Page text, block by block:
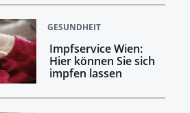
GESUNDHEIT
Impfservice Wien:
Hier können Sie sich
impfen lassen